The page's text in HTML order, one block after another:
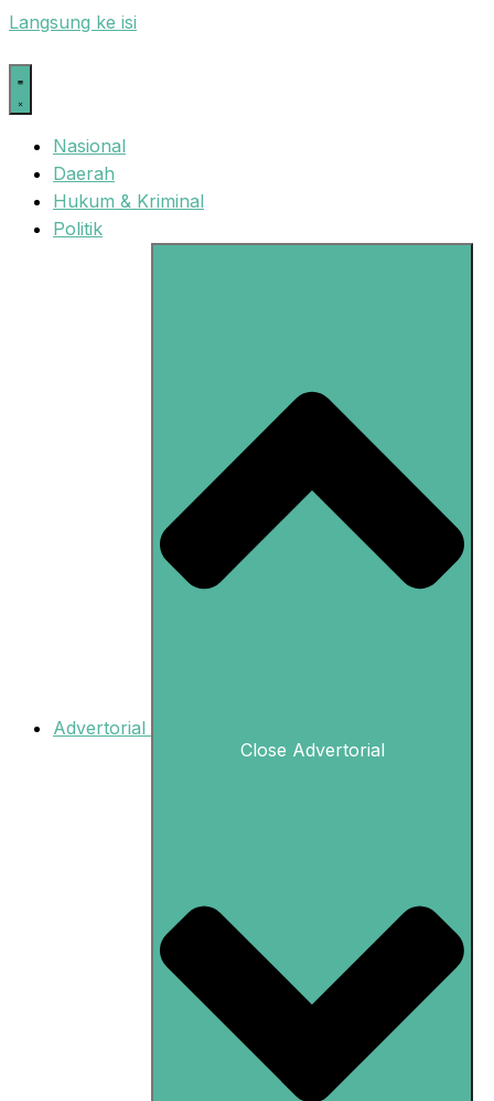
Langsung ke isi
Nasional
Daerah
Hukum & Kriminal
Politik
Advertorial
Close Advertorial